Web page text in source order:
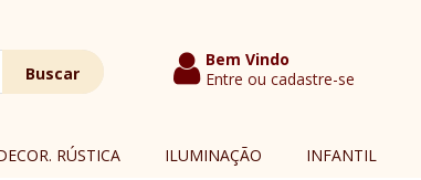
Buscar
Bem Vindo
Entre ou cadastre-se
RÚSTICA ILUMINAÇÃO INFANTIL